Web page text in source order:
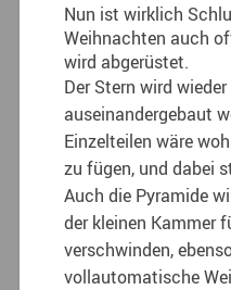
Nun ist wirklich
Weihnachten auch
wird abgerüstet.
Der Stern wird
auseinandergebaut
Einzelteilen wäre
zu fügen, und dabei
Auch die Pyramide
der kleinen Kammer
verschwinden,
vollautomatische